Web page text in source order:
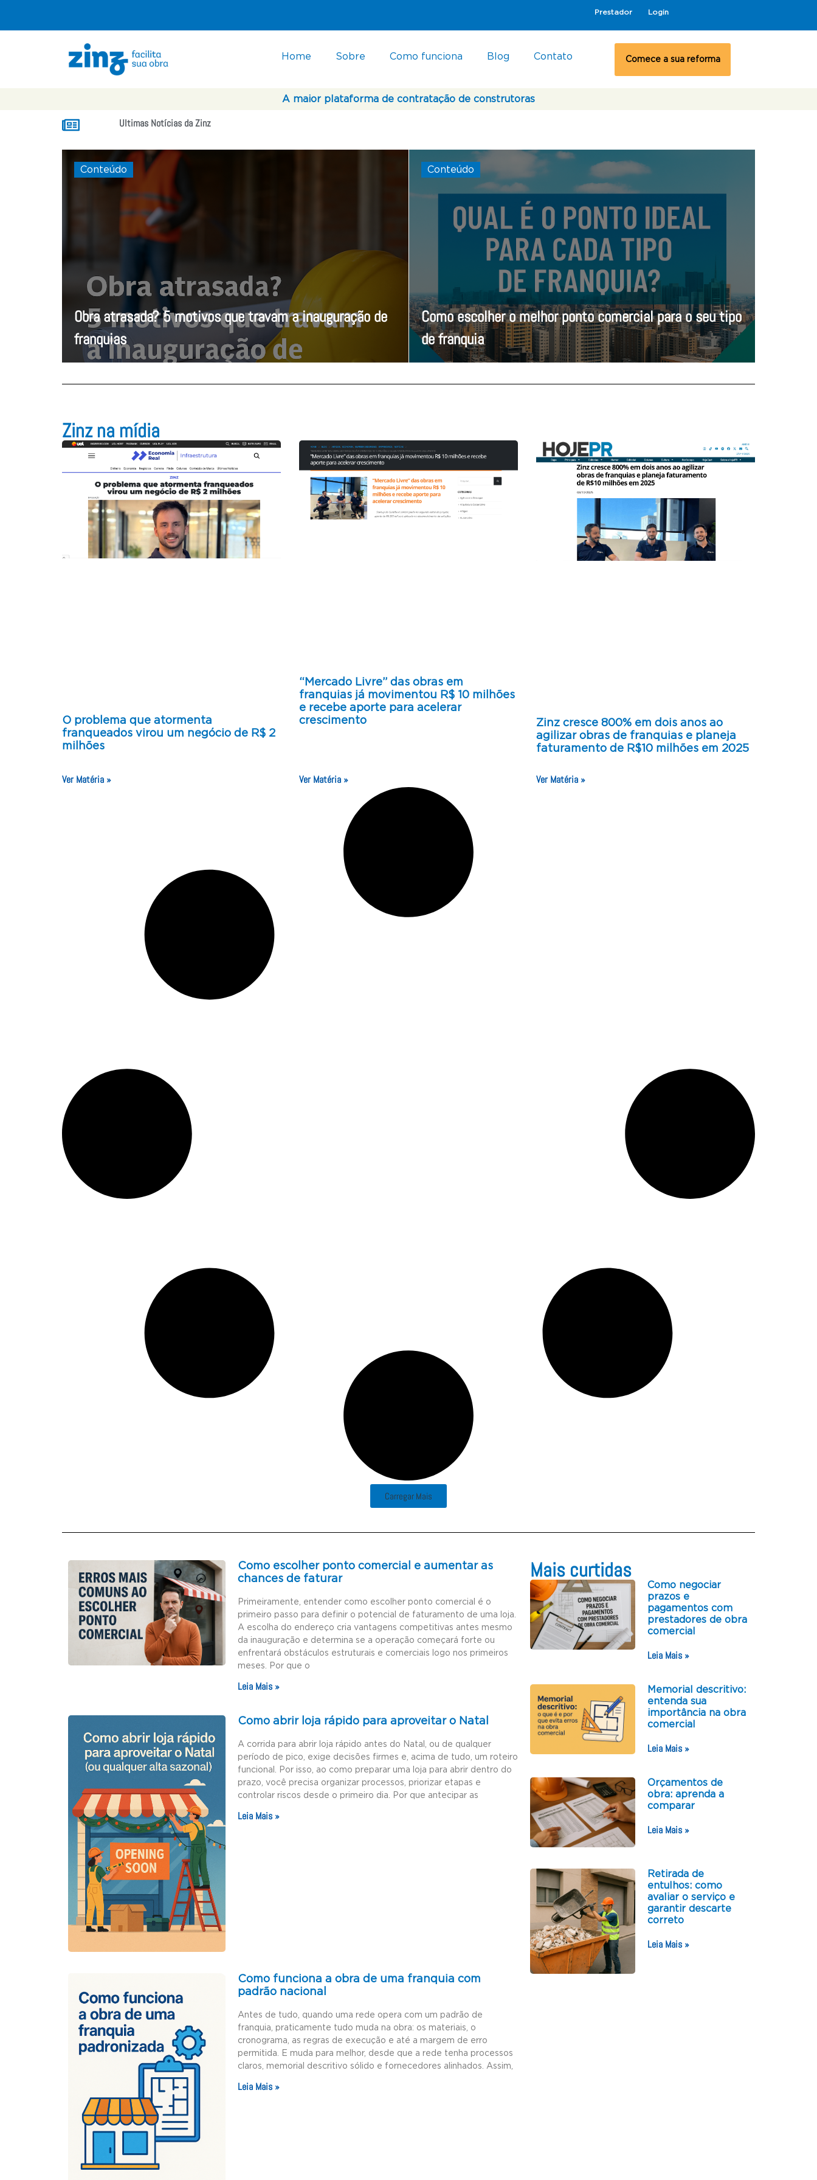
Prestador Login
Home Sobre Como funciona Blog Contato Comece a sua reforma
A maior plataforma de contratação de construtoras
Ultimas Notícias da Zinz
Conteúdo
Obra atrasada? 5 motivos que travam a inauguração de
franquias
Conteúdo
Como escolher o melhor ponto comercial para o seu tipo
de franquia
Zinz na mídia
O problema que atormenta
franqueados virou um negócio de R$ 2
milhões
Ver Matéria »
“Mercado Livre” das obras em
franquias já movimentou R$ 10 milhões
e recebe aporte para acelerar
crescimento
Ver Matéria »
Zinz cresce 800% em dois anos ao
agilizar obras de franquias e planeja
faturamento de R$10 milhões em 2025
Ver Matéria »
Carregar Mais
Como escolher ponto comercial e aumentar as
chances de faturar
Primeiramente, entender como escolher ponto comercial é o
primeiro passo para definir o potencial de faturamento de uma loja.
A escolha do endereço cria vantagens competitivas antes mesmo
da inauguração e determina se a operação começará forte ou
enfrentará obstáculos estruturais e comerciais logo nos primeiros
meses. Por que o
Leia Mais »
Como abrir loja rápido para aproveitar o Natal
A corrida para abrir loja rápido antes do Natal, ou de qualquer
período de pico, exige decisões firmes e, acima de tudo, um roteiro
funcional. Por isso, ao como preparar uma loja para abrir dentro do
prazo, você precisa organizar processos, priorizar etapas e
controlar riscos desde o primeiro dia. Por que antecipar as
Leia Mais »
Como funciona a obra de uma franquia com
padrão nacional
Antes de tudo, quando uma rede opera com um padrão de
franquia, praticamente tudo muda na obra: os materiais, o
cronograma, as regras de execução e até a margem de erro
permitida. E muda para melhor, desde que a rede tenha processos
claros, memorial descritivo sólido e fornecedores alinhados. Assim,
Leia Mais »
Mais curtidas​
Como negociar
prazos e
pagamentos com
prestadores de obra
comercial
Leia Mais »
Memorial descritivo:
entenda sua
importância na obra
comercial
Leia Mais »
Orçamentos de
obra: aprenda a
comparar
Leia Mais »
Retirada de
entulhos: como
avaliar o serviço e
garantir descarte
correto
Leia Mais »